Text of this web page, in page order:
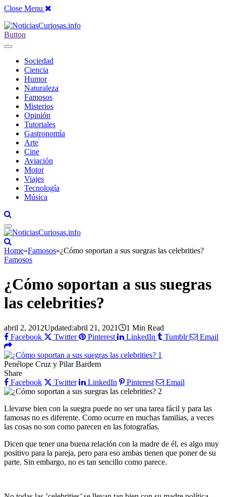
Close Menu
Button
Sociedad
Ciencia
Humor
Naturaleza
Famosos
Misterios
Opinión
Tutoriales
Gastronomía
Arte
Cine
Aviación
Motor
Viajes
Tecnología
Música
Home»Famosos»¿Cómo soportan a sus suegras las celebrities?
Famosos
¿Cómo soportan a sus suegras
las celebrities?
abril 2, 2012Updated:abril 21, 2021
1 Min Read
Facebook
Twitter Pinterest LinkedIn Tumblr Email
Penélope Cruz y Pilar Bardem
Share
Facebook
Twitter LinkedIn Pinterest Email
Llevarse bien con la suegra puede no ser una tarea fácil y para las
famosas no es diferente. Como ocurre en muchas familias, a veces
las cosas no son como parecen en las fotografías.
Dicen que tener una buena relación con la madre de él, es algo muy
positivo para la pareja, pero para eso ambas tienen que poner de su
parte. Sin embargo, no es tan sencillo como parece.